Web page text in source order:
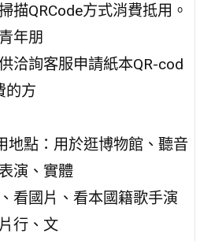
描QRCode方式消費抵用。
年朋
洽詢客服申請紙本QR-cod
的方
地點：用於逛博物館、聽音
演、實體
看國片、看本國籍歌手演
行、文